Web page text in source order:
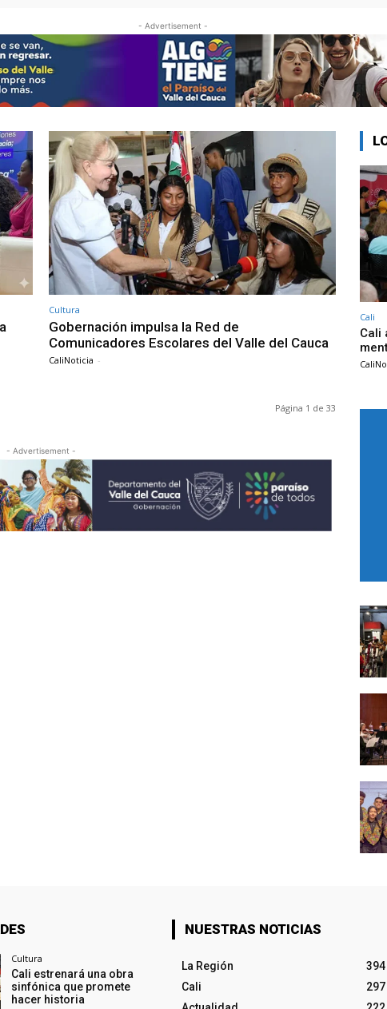
- Advertisement -
Cultura
Gobernación impulsa la Red de
Comunicadores Escolares del Valle del Cauca
CaliNoticia -
Página 1 de 33
- Advertisement -
Cali
Cali
Cultura
Cali estrenará una obra
sinfónica que promete
hacer historia
NUESTRAS NOTICIAS
La Región
394
Cali
297